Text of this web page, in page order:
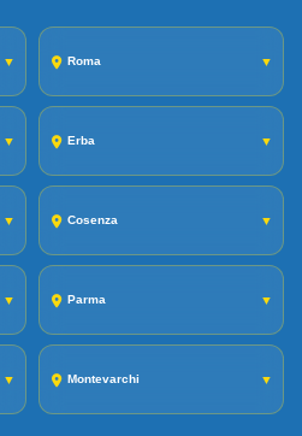
▼ Roma ▼
▼ Erba ▼
▼ Cosenza ▼
▼ Parma ▼
▼ Montevarchi ▼